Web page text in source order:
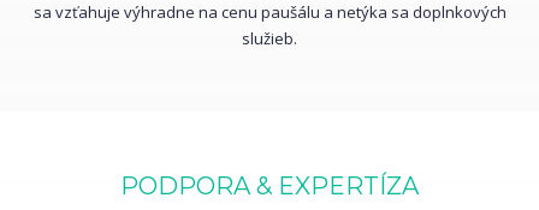
sa vzťahuje výhradne na cenu paušálu a netýka sa doplnkových
služieb.
PODPORA & EXPERTÍZA